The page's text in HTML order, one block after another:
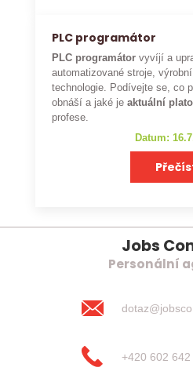
PLC programátor
PLC programátor vyvíjí a
automatizované stroje,
technologie. Podívejte se, co
obnáší a jaké je aktuální
profese.
Datum:
Jobs
Personální
+420 602 642